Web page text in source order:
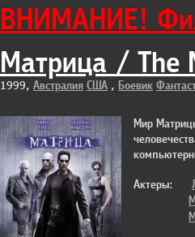
ВНИМАНИЕ!
Матрица / The
1999, Австралия США , Боевик
Мир
Актеры: